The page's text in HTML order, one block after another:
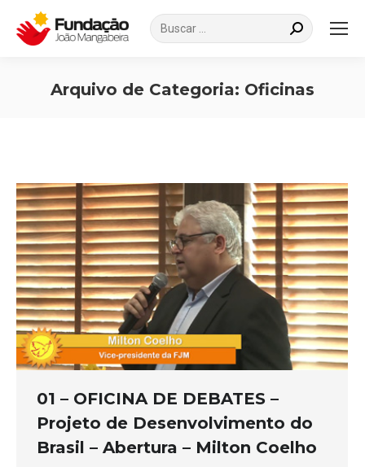
Search:
Arquivo de Categoria: Oficinas
01 – OFICINA DE DEBATES –
Projeto de Desenvolvimento do
Brasil – Abertura – Milton Coelho